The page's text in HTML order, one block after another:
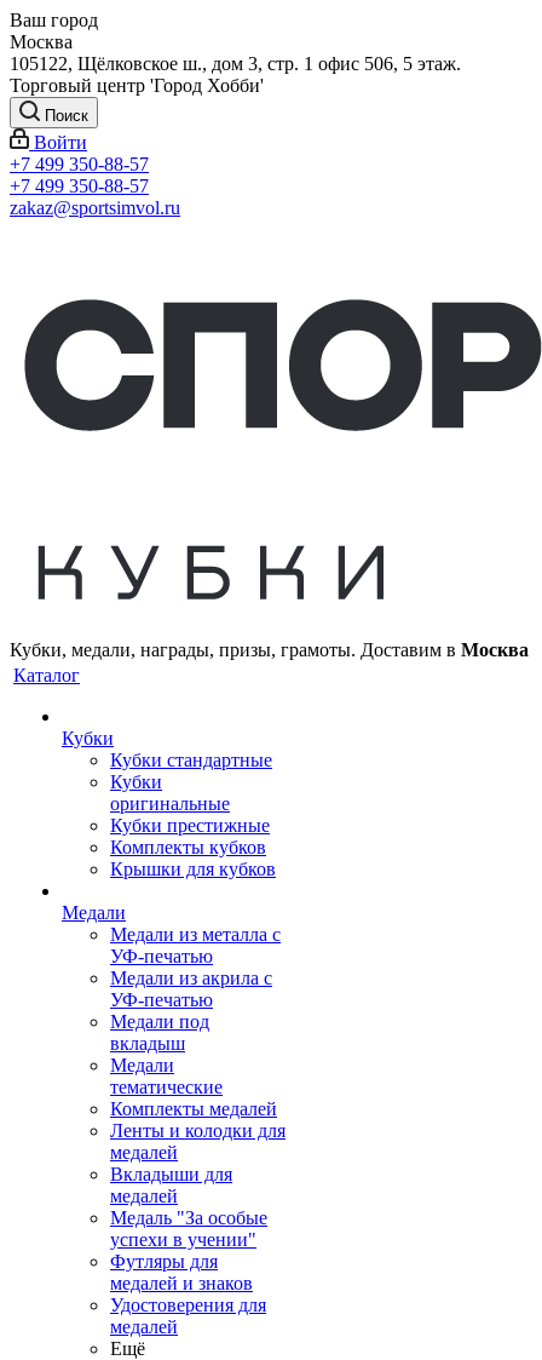
Ваш город
Москва
105122, Щёлковское ш., дом 3, стр. 1 офис 506, 5 этаж.
Торговый центр 'Город Хобби'
Поиск
Войти
+7 499 350-88-57
+7 499 350-88-57
zakaz@sportsimvol.ru
Кубки, медали, награды, призы, грамоты. Доставим в Москва
Каталог
Кубки
Кубки стандартные
Кубки
оригинальные
Кубки престижные
Комплекты кубков
Крышки для кубков
Медали
Медали из металла с
УФ-печатью
Медали из акрила с
УФ-печатью
Медали под
вкладыш
Медали
тематические
Комплекты медалей
Ленты и колодки для
медалей
Вкладыши для
медалей
Медаль "За особые
успехи в учении"
Футляры для
медалей и знаков
Удостоверения для
медалей
Ещё